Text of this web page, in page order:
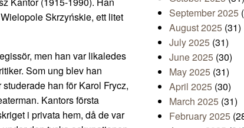
Skrzyńskie, ett litet
men han var likaledes
Som ung blev han
han för Karol Frycz,
Kantors första
i privata hem, då de var
September 2025
August 2025 (31)
July 2025 (31)
June 2025 (30)
May 2025 (31)
April 2025 (30)
March 2025 (31)
February 2025